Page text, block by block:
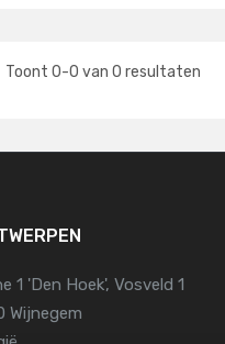
Toont 0-0 van 0 resultaten
1 'Den Hoek', Vosveld 1
Wijnegem